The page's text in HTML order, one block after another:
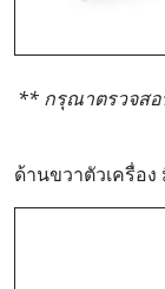
** กรุณาตรวจสอ
ด้านขวาตัวเครื่อ